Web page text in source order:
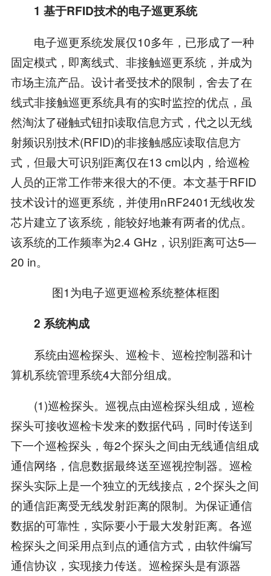
1 基于RFID技术的电子巡更系统
电子巡更系统发展仅10多年，已形成了一种
固定模式，即离线式、非接触巡更系统，并成为
市场主流产品。设计者受技术的限制，舍去了在
线式非接触巡更系统具有的实时监控的优点，虽
然淘汰了碰触式钮扣读取信息方式，代之以无线
射频识别技术(RFID)的非接触感应读取信息方
式，但最大可识别距离仅在13 cm以内，给巡检
人员的正常工作带来很大的不便。本文基于RFID
技术设计的巡更系统，并使用nRF2401无线收发
芯片建立了该系统，能较好地兼有两者的优点。
该系统的工作频率为2.4 GHz，识别距离可达5—
20 in。
图1为电子巡更巡检系统整体框图
2 系统构成
系统由巡检探头、巡检卡、巡检控制器和计
算机系统管理系统4大部分组成。
(1)巡检探头。巡视点由巡检探头组成，巡检
探头可接收巡检卡发来的数据代码，同时传送到
下一个巡检探头，每2个探头之间由无线通信组成
通信网络，信息数据最终送至巡视控制器。巡检
探头实际上是一个独立的无线接点，2个探头之间
的通信距离受无线发射距离的限制。为保证通信
数据的可靠性，实际要小于最大发射距离。各巡
检探头之间采用点到点的通信方式，由软件编写
通信协议，实现接力传送。巡检探头是有源器